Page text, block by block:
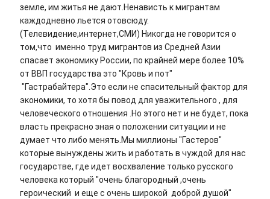
земле, им житья не дают.Ненависть к мигрантам
каждодневно льется отовсюду.
(Телевидение,интернет,СМИ) Никогда не говорится о
том,что именно труд мигрантов из Средней Азии
спасает экономику России, по крайней мере более 10%
от ВВП государства это "Кровь и пот"
"Гастрабайтера".Это если не спасительный фактор для
экономики, то хотя бы повод для уважительного , для
человеческого отношения .Но этого нет и не будет, пока
власть прекрасно зная о положении ситуации и не
думает что либо менять.Мы миллионы "Гастеров"
которые вынуждены жить и работать в чуждой для нас
государстве, где идет восхваление только русского
человека который "очень благородный ,очень
героический и еще с очень широкой доброй душой"